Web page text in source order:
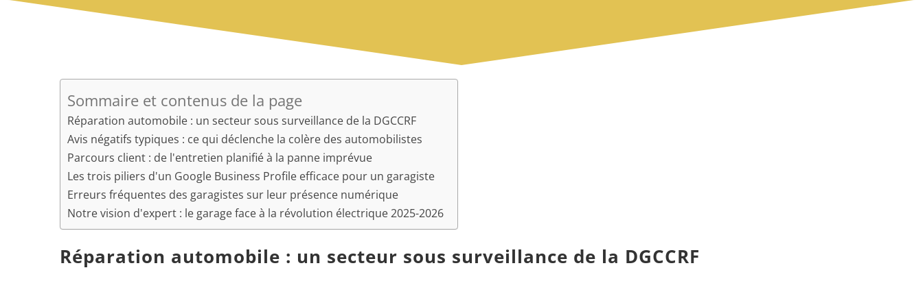
Sommaire et contenus de la page
Réparation automobile : un secteur sous surveillance de la DGCCRF
Avis négatifs typiques : ce qui déclenche la colère des automobilistes
Parcours client : de l'entretien planifié à la panne imprévue
Les trois piliers d'un Google Business Profile efficace pour un garagiste
Erreurs fréquentes des garagistes sur leur présence numérique
Notre vision d'expert : le garage face à la révolution électrique 2025-2026
Réparation automobile : un secteur sous surveillance de la DGCCRF